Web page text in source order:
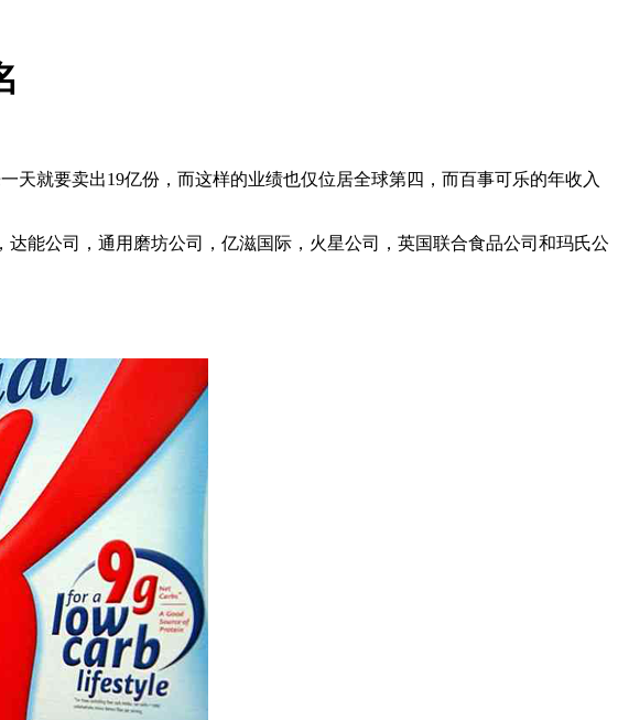
天就要卖出19亿份，而这样的业绩也仅位居全球第四，而百事可乐的年收入
能公司，通用磨坊公司，亿滋国际，火星公司，英国联合食品公司和玛氏公